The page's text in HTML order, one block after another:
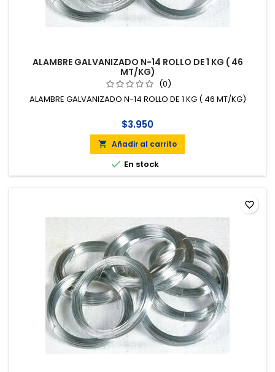
ALAMBRE GALVANIZADO N-14 ROLLO DE 1 KG ( 46
MT/KG)
(0)
ALAMBRE GALVANIZADO N-14 ROLLO DE 1 KG ( 46 MT/KG)
$3.950
 Añadir al carrito
 En stock
favorite_border